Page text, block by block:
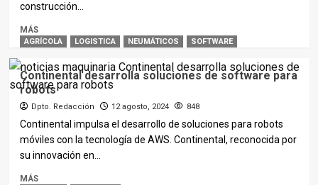
construcción...
MÁS
AGRÍCOLA LOGISTICA NEUMÁTICOS SOFTWARE
Continental desarrolla soluciones de software para
robots
Dpto. Redacción 12 agosto, 2024 848
Continental impulsa el desarrollo de soluciones para robots
móviles con la tecnología de AWS. Continental, reconocida por
su innovación en...
MÁS